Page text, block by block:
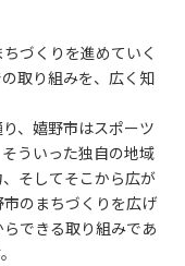
づくりを進めていく
取り組みを、広く知
、嬉野市はスポーツ
ういった独自の地域
そしてそこから広が
のまちづくりを広げ
できる取り組みであ